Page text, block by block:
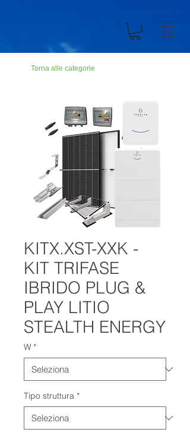
Torna alle categorie
KITX.XST-XXK -
KIT TRIFASE
IBRIDO PLUG &
PLAY LITIO
STEALTH ENERGY
W *
Tipo struttura *